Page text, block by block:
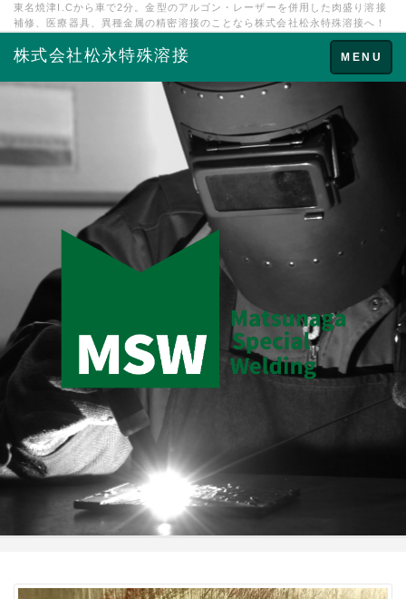
東名焼津I.Cから車で2分。金型のアルゴン・レーザーを併用した肉盛り溶接
補修、医療器具、異種金属の精密溶接のことなら株式会社松永特殊溶接へ！
Toggle
navigation
MENU
株式会社松永特殊溶接